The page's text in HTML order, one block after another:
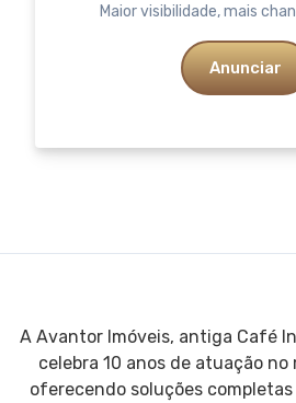
Maior visibilidade, mais
Anunciar
A Avantor Imóveis, antiga Café
celebra 10 anos de atuação
oferecendo soluções